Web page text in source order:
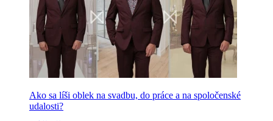
Ako sa líši oblek na svadbu, do práce a na spoločenské
udalosti?